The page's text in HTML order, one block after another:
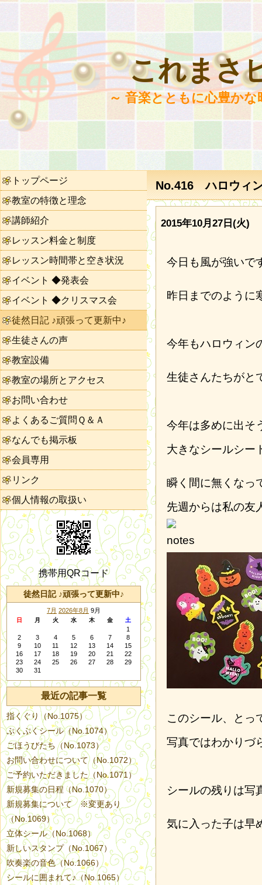
これまさ
～ 音楽とともに心豊か
No.416 ハロウィ
2015年10月27日(火)
今日も風が強いで
昨日までのように
今年もハロウィン
生徒さんたちがと
今年は多めに出そ
大きなシールシー
瞬く間に無くなっ
先週からは私の友
このシール、とっ
写真ではわかりづ
シールの残りは写
気に入った子は早
トップページ
教室の特徴と理念
講師紹介
レッスン料金と制度
レッスン時間帯と空き状況
イベント ◆発表会
イベント ◆クリスマス会
徒然日記 ♪頑張って更新中♪
生徒さんの声
教室設備
教室の場所とアクセス
お問い合わせ
よくあるご質問Ｑ＆Ａ
なんでも掲示板
会員専用
リンク
個人情報の取扱い
携帯用QRコード
徒然日記 ♪頑張って更新中♪
7月 2026年8月 9月
日 月 火 水 木 金 土
1
2
3 4 5 6 7
8
9
10 11 12 13 14
15
16
17 18 19 20 21
22
23
24 25 26 27 28
29
30
31
最近の記事一覧
指くぐり（No.1075）
ぷくぷくシール（No.1074）
ごほうびたち（No.1073）
お問い合わせについて（No.1072）
ご予約いただきました（No.1071）
新規募集の日程（No.1070）
新規募集について ※変更あり
（No.1069）
立体シール（No.1068）
新しいスタンプ（No.1067）
吹奏楽の音色（No.1066）
シールに囲まれて♪（No.1065）